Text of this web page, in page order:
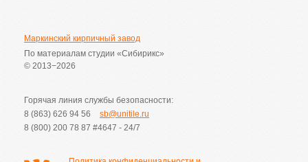
Маркинский кирпичный завод
По материалам студии «Сибирикс»
© 2013−2026
Горячая линия службы безопасности:
8 (863) 626 94 56
sb@unitile.ru
8 (800) 200 78 87 #4647 - 24/7